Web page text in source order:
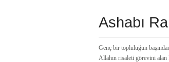
Ashabı
Genç bir topluluğun
Allahın risaleti görevini